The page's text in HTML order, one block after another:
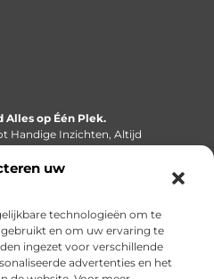
uw
technologieën om te
en om uw ervaring te
ingezet voor verschillende
advertenties en het
Alles op Één Plek.
Handige Inzichten, Altijd